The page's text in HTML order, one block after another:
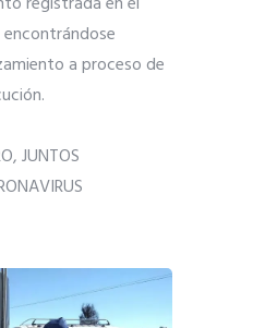
encontrándose
a proceso de
JUNTOS